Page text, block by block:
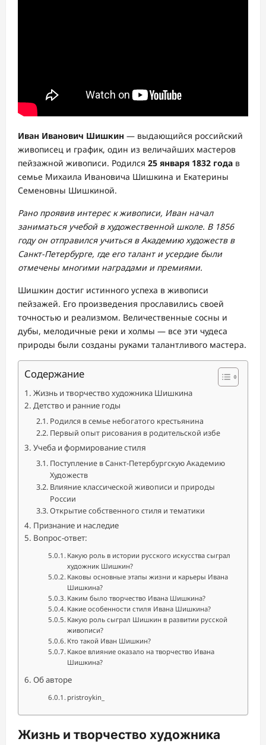
Иван Иванович Шишкин — выдающийся российский
живописец и график, один из величайших мастеров
пейзажной живописи. Родился 25 января 1832 года в
семье Михаила Ивановича Шишкина и Екатерины
Семеновны Шишкиной.
Рано проявив интерес к живописи, Иван начал
заниматься учебой в художественной школе. В 1856
году он отправился учиться в Академию художеств в
Санкт-Петербурге, где его талант и усердие были
отмечены многими наградами и премиями.
Шишкин достиг истинного успеха в живописи
пейзажей. Его произведения прославились своей
точностью и реализмом. Величественные сосны и
дубы, мелодичные реки и холмы — все эти чудеса
природы были созданы руками талантливого мастера.
Содержание
Жизнь и творчество художника Шишкина
Детство и ранние годы
Родился в семье небогатого крестьянина
Первый опыт рисования в родительской избе
Учеба и формирование стиля
Поступление в Санкт-Петербургскую Академию
Художеств
Влияние классической живописи и природы
России
Открытие собственного стиля и тематики
Признание и наследие
Вопрос-ответ:
Какую роль в истории русского искусства сыграл
художник Шишкин?
Каковы основные этапы жизни и карьеры Ивана
Шишкина?
Каким было творчество Ивана Шишкина?
Какие особенности стиля Ивана Шишкина?
Какую роль сыграл Шишкин в развитии русской
живописи?
Кто такой Иван Шишкин?
Какое влияние оказало на творчество Ивана
Шишкина?
Об авторе
pristroykin_
Жизнь и творчество художника